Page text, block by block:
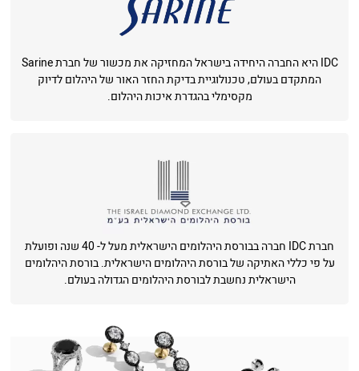
IDC היא החברה היחידה בישראל המחזיקה את מכשור של חברת Sarine
המתקדם בעולם, טכנולוגיית בדיקת החזר האור של היהלום לדיוק
מקסימלי בהגדרת איכות היהלום.
חברת IDC חברה בבורסת היהלומים הישראלית מעל ל- 40 שנה ופועלת
על פי כללי האתיקה של בורסת היהלומים הישראלית. בורסת היהלומים
הישראלית נחשבת לבורסת היהלומים הגדולה בעולם.